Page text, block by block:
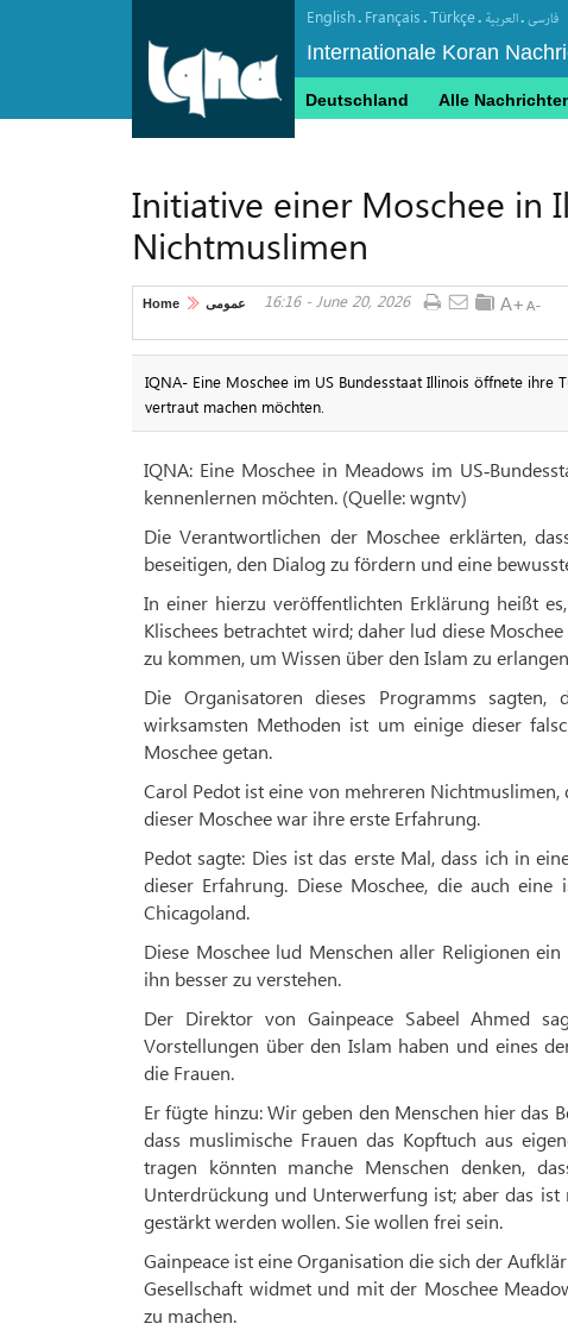
English. Français.Türkçe. العربیة.فارسی
Internationale Koran
Deutschland Alle
Initiative einer Moschee in
Nichtmuslimen
Home عمومی 16:16 - June 20, 2026
IQNA- Eine Moschee im US Bundesstaat Illinois öffnete ihre
vertraut machen möchten.
IQNA: Eine Moschee in Meadows im
kennenlernen möchten. (Quelle: wgntv)
Die Verantwortlichen der Moschee erklärten,
beseitigen, den Dialog zu fördern und eine
In einer hierzu veröffentlichten Erklärung heißt
Klischees betrachtet wird; daher lud diese
zu kommen, um Wissen über den Islam zu
Die Organisatoren dieses Programms
wirksamsten Methoden ist um einige dieser
Moschee getan.
Carol Pedot ist eine von mehreren
dieser Moschee war ihre erste Erfahrung.
Pedot sagte: Dies ist das erste Mal, dass ich in
dieser Erfahrung. Diese Moschee, die auch
Chicagoland.
Diese Moschee lud Menschen aller Religionen
ihn besser zu verstehen.
Der Direktor von Gainpeace Sabeel Ahmed
Vorstellungen über den Islam haben und eines
die Frauen.
Er fügte hinzu: Wir geben den Menschen hier das
dass muslimische Frauen das Kopftuch aus
tragen könnten manche Menschen denken,
Unterdrückung und Unterwerfung ist; aber das
gestärkt werden wollen. Sie wollen frei sein.
Gainpeace ist eine Organisation die sich der
Gesellschaft widmet und mit der Moschee
zu machen.